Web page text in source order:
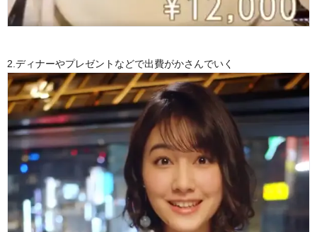
2.ディナーやプレゼントなどで出費がかさんでいく